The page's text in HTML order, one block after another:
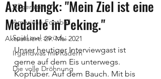
Allgemein
American Football
Spiel mal zurück...
Irgendwas mit Rädern
Die volle Dröhnung
Axel Jungk: "Mein Ziel ist eine
Medaille in Peking."
Aktualisiert:29. Mai 2021
Unser heutiger Interviewgast ist
gerne auf dem Eis unterwegs.
Kopfüber. Auf dem Bauch. Mit bis